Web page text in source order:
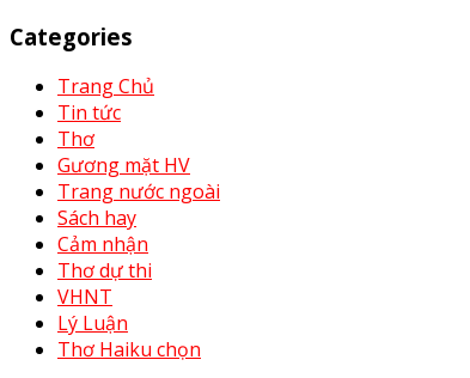
Categories
Trang Chủ
Tin tức
Thơ
Gương mặt HV
Trang nước ngoài
Sách hay
Cảm nhận
Thơ dự thi
VHNT
Lý Luận
Thơ Haiku chọn